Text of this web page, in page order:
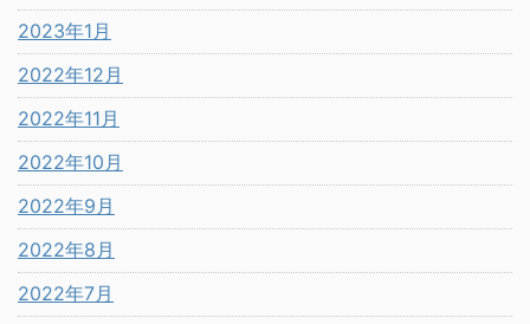
2023年1月
2022年12月
2022年11月
2022年10月
2022年9月
2022年8月
2022年7月